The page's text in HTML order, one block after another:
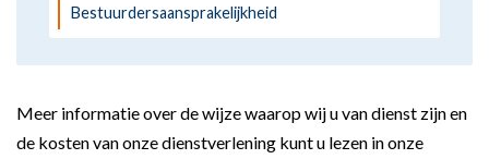
Bestuurdersaansprakelijkheid
Meer informatie over de wijze waarop wij u van dienst zijn en
de kosten van onze dienstverlening kunt u lezen in onze